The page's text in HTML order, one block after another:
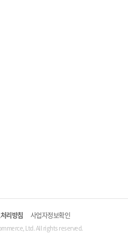
리방침 사업자정보확인
Ltd. All rights reserved.